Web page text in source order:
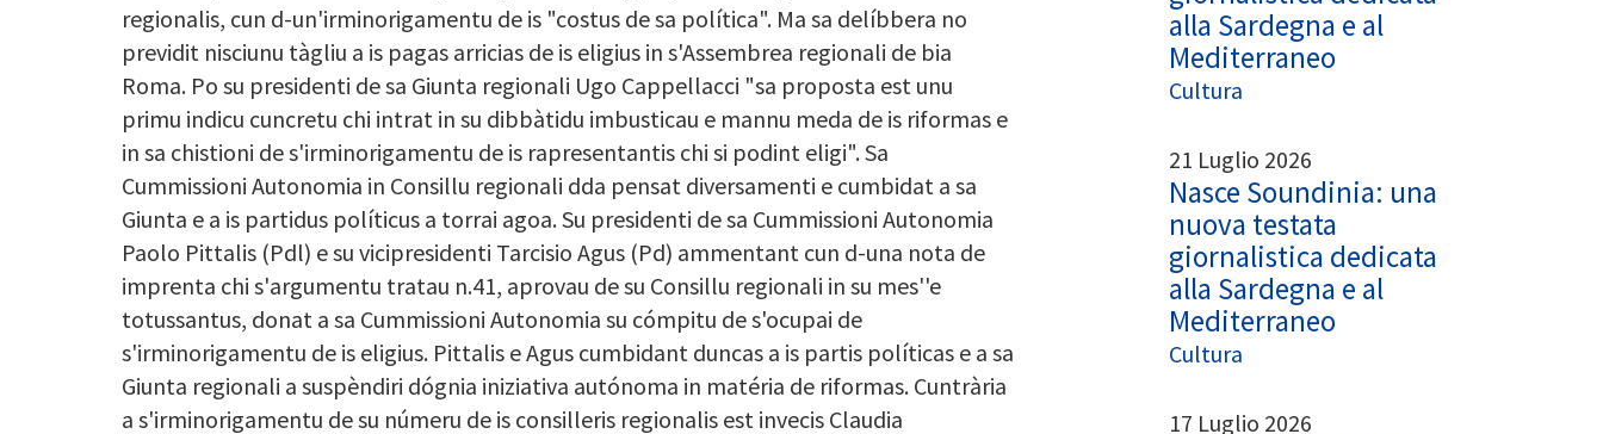
regionalis, cun d-un'irminorigamentu de is "costus de sa política". Ma sa delíbbera no
previdit nisciunu tàgliu a is pagas arricias de is eligius in s'Assembrea regionali de bia
Roma. Po su presidenti de sa Giunta regionali Ugo Cappellacci "sa proposta est unu
primu indicu cuncretu chi intrat in su dibbàtidu imbusticau e mannu meda de is riformas e
in sa chistioni de s'irminorigamentu de is rapresentantis chi si podint eligi". Sa
Cummissioni Autonomia in Consillu regionali dda pensat diversamenti e cumbidat a sa
Giunta e a is partidus políticus a torrai agoa. Su presidenti de sa Cummissioni Autonomia
Paolo Pittalis (Pdl) e su vicipresidenti Tarcisio Agus (Pd) ammentant cun d-una nota de
imprenta chi s'argumentu tratau n.41, aprovau de su Consillu regionali in su mes''e
totussantus, donat a sa Cummissioni Autonomia su cómpitu de s'ocupai de
s'irminorigamentu de is eligius. Pittalis e Agus cumbidant duncas a is partis políticas e a sa
Giunta regionali a suspèndiri dógnia iniziativa autónoma in matéria de riformas. Cuntrària
a s'irminorigamentu de su númeru de is consilleris regionalis est invecis Claudia
alla Sardegna e al
Mediterraneo
Cultura
21 Luglio 2026
Nasce Soundinia: una
nuova testata
giornalistica dedicata
alla Sardegna e al
Mediterraneo
Cultura
17 Luglio 2026